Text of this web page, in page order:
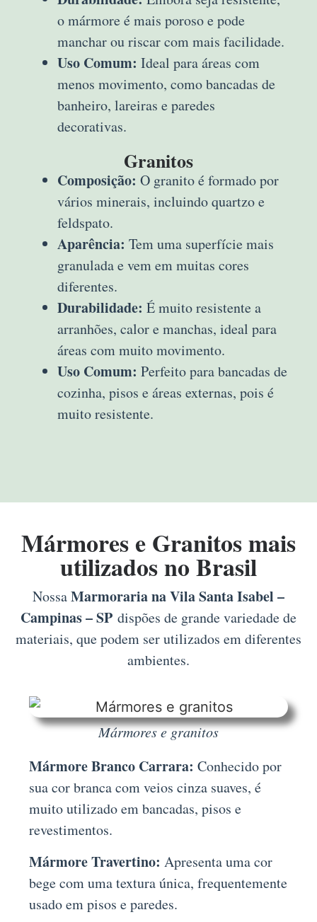
o mármore é mais poroso e pode
manchar ou riscar com mais facilidade.
Uso Comum: Ideal para áreas com
menos movimento, como bancadas de
banheiro, lareiras e paredes
decorativas.
Granitos
Composição: O granito é formado por
vários minerais, incluindo quartzo e
feldspato.
Aparência: Tem uma superfície mais
granulada e vem em muitas cores
diferentes.
Durabilidade: É muito resistente a
arranhões, calor e manchas, ideal para
áreas com muito movimento.
Uso Comum: Perfeito para bancadas de
cozinha, pisos e áreas externas, pois é
muito resistente.
Mármores e Granitos mais
utilizados no Brasil
NossaMarmoraria na Vila Santa Isabel –
Campinas – SP dispões de grande variedade de
materiais, que podem ser utilizados em diferentes
ambientes.
Mármores e granitos
Mármore Branco Carrara: Conhecido por
sua cor branca com veios cinza suaves, é
muito utilizado em bancadas, pisos e
revestimentos.
Mármore Travertino: Apresenta uma cor
bege com uma textura única, frequentemente
usado em pisos e paredes.